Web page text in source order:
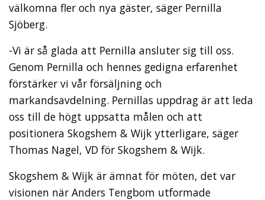
välkomna fler och nya gäster, säger Pernilla
Sjöberg.
-Vi är så glada att Pernilla ansluter sig till oss.
Genom Pernilla och hennes gedigna erfarenhet
förstärker vi vår försäljning och
markandsavdelning. Pernillas uppdrag är att leda
oss till de högt uppsatta målen och att
positionera Skogshem & Wijk ytterligare, säger
Thomas Nagel, VD för Skogshem & Wijk.
Skogshem & Wijk är ämnat för möten, det var
visionen när Anders Tengbom utformade